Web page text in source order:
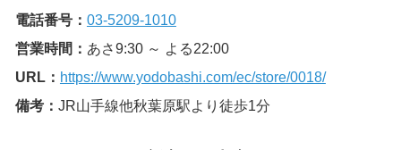
電話番号： 03-5209-1010
営業時間： あさ9:30 ～ よる22:00
URL： https://www.yodobashi.com/ec/store/0018/
備考： JR山手線他秋葉原駅より徒歩1分